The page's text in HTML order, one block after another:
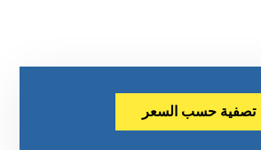
تصفية حسب السعر